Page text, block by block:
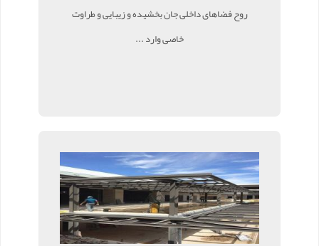
روح فضاهای داخلی جان بخشیده و زیبایی و طراوت
خاصی وارد ...